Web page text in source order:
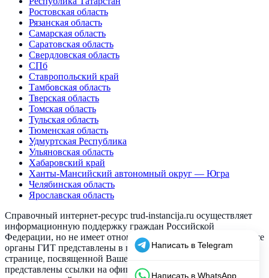
Ростовская область
Рязанская область
Самарская область
Саратовская область
Свердловская область
СПб
Ставропольский край
Тамбовская область
Тверская область
Томская область
Тульская область
Тюменская область
Удмуртская Республика
Ульяновская область
Хабаровский край
Ханты-Мансийский автономный округ — Югра
Челябинская область
Ярославская область
Справочный интернет-ресурс trud-instancija.ru осуществляет
информационную поддержку граждан Российской
Федерации, но не имеет отношения к инспекции по труду. Все
органы ГИТ представлены в привязке к их гео-локации. На
странице, посвященной Вашему населенному пункту,
представлены ссылки на официальный сайт выбранного